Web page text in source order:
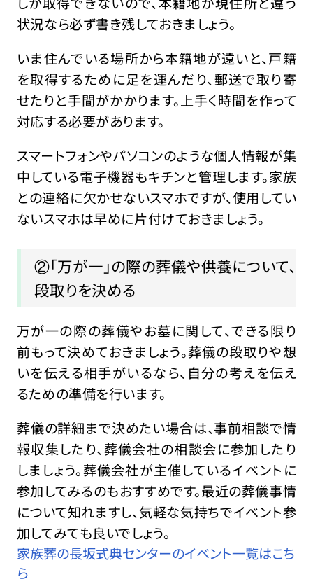
状況なら必ず書き残しておきましょう。
いま住んでいる場所から本籍地が遠いと、戸籍
を取得するために足を運んだり、郵送で取り寄
せたりと手間がかかります。上手く時間を作って
対応する必要があります。
スマートフォンやパソコンのような個人情報が集
中している電子機器もキチンと管理します。家族
との連絡に欠かせないスマホですが、使用してい
ないスマホは早めに片付けておきましょう。
②「万が一」の際の葬儀や供養について、
段取りを決める
万が一の際の葬儀やお墓に関して、できる限り
前もって決めておきましょう。葬儀の段取りや想
いを伝える相手がいるなら、自分の考えを伝え
るための準備を行います。
葬儀の詳細まで決めたい場合は、事前相談で情
報収集したり、葬儀会社の相談会に参加したり
しましょう。葬儀会社が主催しているイベントに
参加してみるのもおすすめです。最近の葬儀事情
について知れますし、気軽な気持ちでイベント参
加してみても良いでしょう。
家族葬の長坂式典センターのイベント一覧はこち
ら